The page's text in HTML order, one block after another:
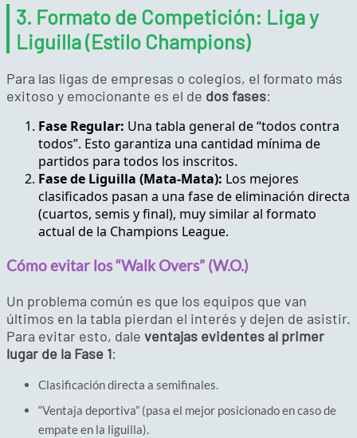
3. Formato de Competición: Liga y
Liguilla (Estilo Champions)
Para las ligas de empresas o colegios, el formato más
exitoso y emocionante es el de dos fases:
Fase Regular: Una tabla general de “todos contra
todos”. Esto garantiza una cantidad mínima de
partidos para todos los inscritos.
Fase de Liguilla (Mata-Mata): Los mejores
clasificados pasan a una fase de eliminación directa
(cuartos, semis y final), muy similar al formato
actual de la Champions League.
Cómo evitar los “Walk Overs” (W.O.)
Un problema común es que los equipos que van
últimos en la tabla pierdan el interés y dejen de asistir.
Para evitar esto, dale ventajas evidentes al primer
lugar de la Fase 1:
Clasificación directa a semifinales.
“Ventaja deportiva” (pasa el mejor posicionado en caso de
empate en la liguilla).